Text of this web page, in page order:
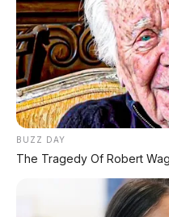
🕒Dipublikasikan:11
📍 BEIJING, CHINA
🚗 SEDAN PREMIUM •
BEIJING– Jika
dengan logo
Anda mungkin
BUZZ DAY
The Tragedy Of Robert